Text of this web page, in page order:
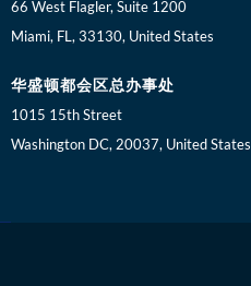
66 West Flagler, Suite 1200
Miami, FL, 33130, United States
华盛顿都会区总办事处
1015 15th Street
Washington DC, 20037, United States